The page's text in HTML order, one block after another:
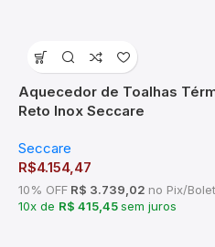
Aquecedor de Toalhas
Reto Inox Seccare
Seccare
R$4.154,47
10% OFF R$ 3.739,02 no Pix/
10x de R$ 415,45sem juros